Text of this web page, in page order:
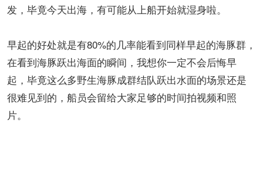
发，毕竟今天出海，有可能从上船开始就湿身啦。
早起的好处就是有80%的几率能看到同样早起的海豚群，
在看到海豚跃出海面的瞬间，我想你一定不会后悔早
起，毕竟这么多野生海豚成群结队跃出水面的场景还是
很难见到的，船员会留给大家足够的时间拍视频和照
片。